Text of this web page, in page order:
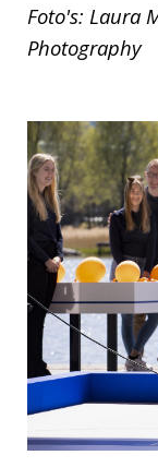
Foto's: Laura
Photography